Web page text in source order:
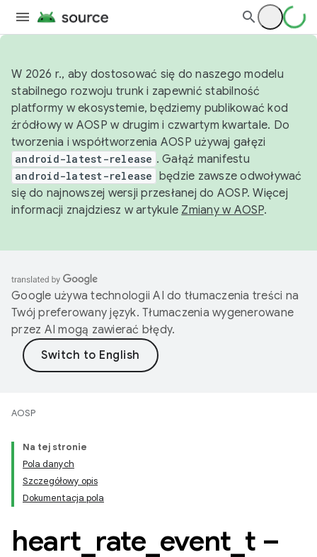
W 2026 r., aby dostosować się do naszego modelu
stabilnego rozwoju trunk i zapewnić stabilność
platformy w ekosystemie, będziemy publikować kod
źródłowy w AOSP w drugim i czwartym kwartale. Do
tworzenia i współtworzenia AOSP używaj gałęzi
android-latest-release . Gałąź manifestu
android-latest-release będzie zawsze odwoływać
się do najnowszej wersji przesłanej do AOSP. Więcej
informacji znajdziesz w artykule Zmiany w AOSP.
Google używa technologii AI do tłumaczenia treści na
Twój preferowany język. Tłumaczenia wygenerowane
przez AI mogą zawierać błędy.
AOSP
Na tej stronie
Pola danych
Szczegółowy opis
Dokumentacja pola
heart rate event t –